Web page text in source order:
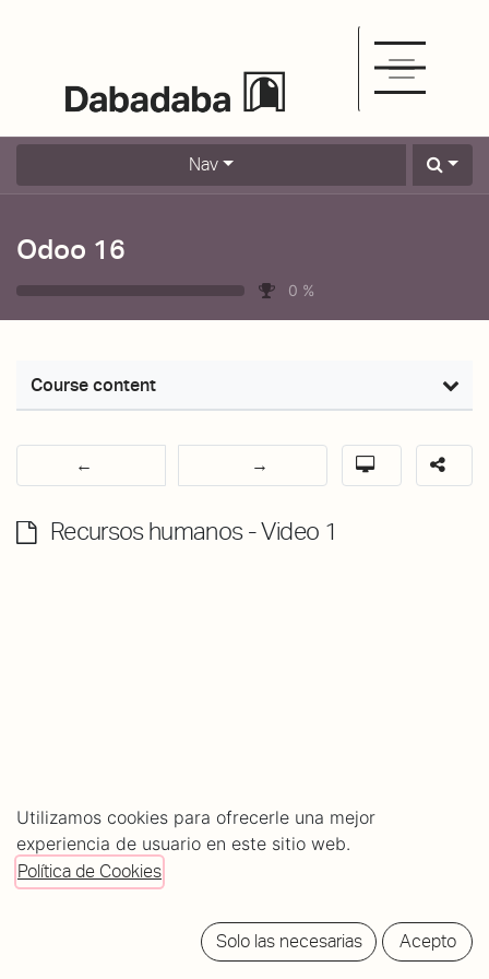
Nav
Odoo 16
0 %
Course content
Recursos humanos - Video 1
About Comments ( 0
0
Utilizamos cookies para ofrecerle una mejor
experiencia de usuario en este sitio web.
Política de Cookies
Solo las necesarias Acepto